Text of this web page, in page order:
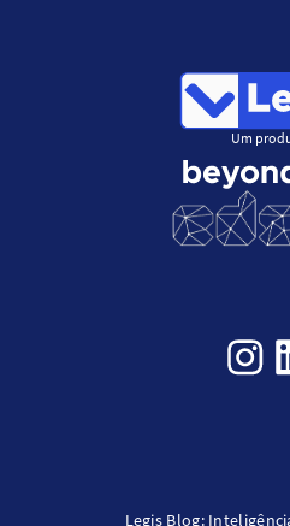
Um
Legis Blog: